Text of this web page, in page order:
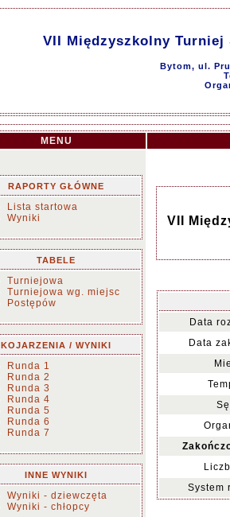
VII Międzyszkolny Turniej
Bytom, ul.
MENU
RAPORTY GŁÓWNE
Lista startowa
Wyniki
TABELE
Turniejowa
Turniejowa wg. miejsc
Postępów
KOJARZENIA / WYNIKI
Runda 1
Runda 2
Runda 3
Runda 4
Runda 5
Runda 6
Runda 7
INNE WYNIKI
Wyniki - dziewczęta
Wyniki - chłopcy
VII
Data
Data
System